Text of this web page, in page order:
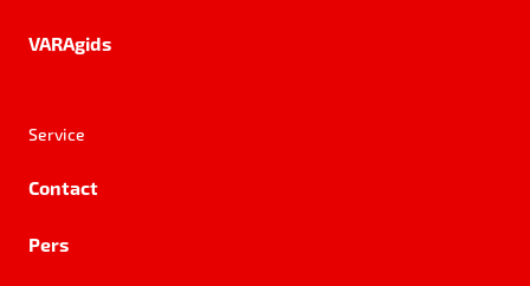
VARAgids
Service
Contact
Pers